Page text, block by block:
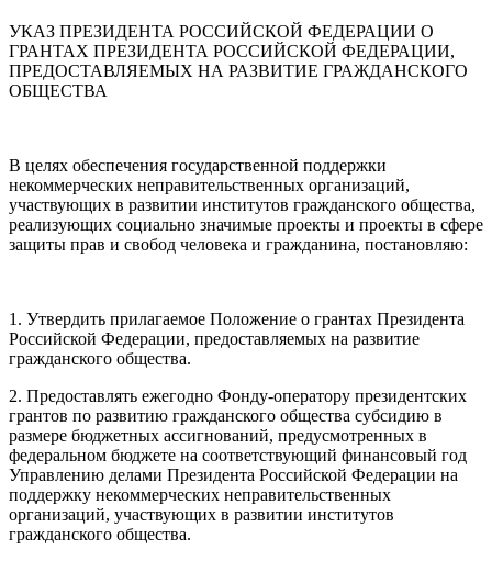
УКАЗ ПРЕЗИДЕНТА РОССИЙСКОЙ ФЕДЕРАЦИИ О
ГРАНТАХ ПРЕЗИДЕНТА РОССИЙСКОЙ ФЕДЕРАЦИИ,
ПРЕДОСТАВЛЯЕМЫХ НА РАЗВИТИЕ ГРАЖДАНСКОГО
ОБЩЕСТВА
В целях обеспечения государственной поддержки
некоммерческих неправительственных организаций,
участвующих в развитии институтов гражданского общества,
реализующих социально значимые проекты и проекты в сфере
защиты прав и свобод человека и гражданина, постановляю:
1. Утвердить прилагаемое Положение о грантах Президента
Российской Федерации, предоставляемых на развитие
гражданского общества.
2. Предоставлять ежегодно Фонду-оператору президентских
грантов по развитию гражданского общества субсидию в
размере бюджетных ассигнований, предусмотренных в
федеральном бюджете на соответствующий финансовый год
Управлению делами Президента Российской Федерации на
поддержку некоммерческих неправительственных
организаций, участвующих в развитии институтов
гражданского общества.